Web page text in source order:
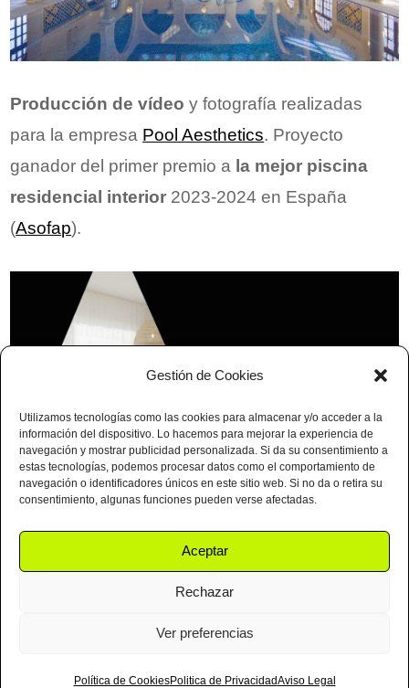
Gestión de Cookies
Utilizamos tecnologías como las cookies para almacenar y/o acceder a la
información del dispositivo. Lo hacemos para mejorar la experiencia de
navegación y mostrar publicidad personalizada. Si da su consentimiento a
estas tecnologías, podemos procesar datos como el comportamiento de
navegación o identificadores únicos en este sitio web. Si no da o retira su
consentimiento, algunas funciones pueden verse afectadas.
Aceptar
Rechazar
Ver preferencias
Política de CookiesPolitica de PrivacidadAviso Legal
Producción de vídeo y fotografía realizadas
para la empresa Pool Aesthetics. Proyecto
ganador del primer premio a la mejor piscina
residencial interior 2023-2024 en España
(Asofap).
En esta ocasión presentamos elvídeo
inmobiliario
del proyecto de reforma e
interiorismo llevado a cabo por
un ático ubicado en Moraira (Alicante).